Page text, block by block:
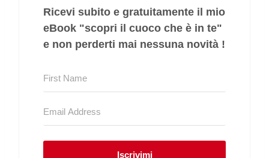
Ricevi subito e gratuitamente il mio
eBook "scopri il cuoco che è in te"
e non perderti mai nessuna novità !
Iscrivimi